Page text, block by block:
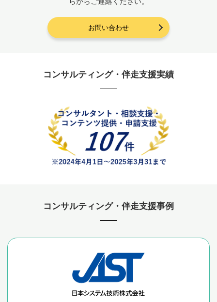
お問い合わせ
コンサルティング・伴走支援実績
コンサルティング・伴走支援事例